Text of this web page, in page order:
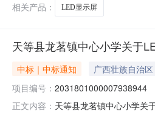
相关产品：
LED显示屏
天等县龙茗镇中心小学关于
中标｜中标通知 广西壮族自治
项目编号： 2031801000007938944
正文内容： 天等县龙茗镇中心小学关